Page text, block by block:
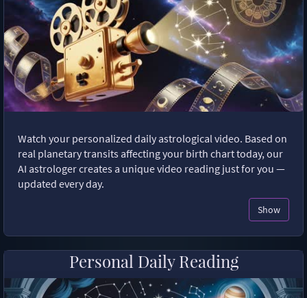
Watch your personalized daily astrological video. Based on
real planetary transits affecting your birth chart today, our
AI astrologer creates a unique video reading just for you —
updated every day.
Show
Personal Daily Reading